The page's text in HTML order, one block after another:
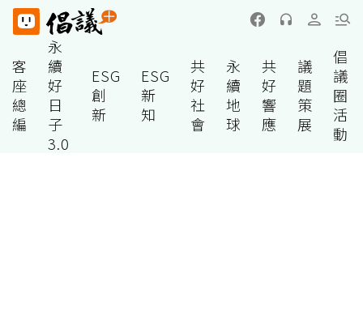
客
座
總
編
永
續
好
日
子
3.0
ESG
創
新
ESG
新
知
共
好
社
會
永
續
地
球
共
好
響
應
議
題
策
展
倡
議
圈
活
動